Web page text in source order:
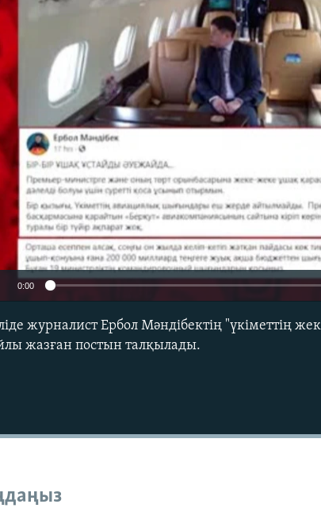
No
0:00
журналист Ербол Мәндібектің "үкіметтің
жазған постын талқылады.